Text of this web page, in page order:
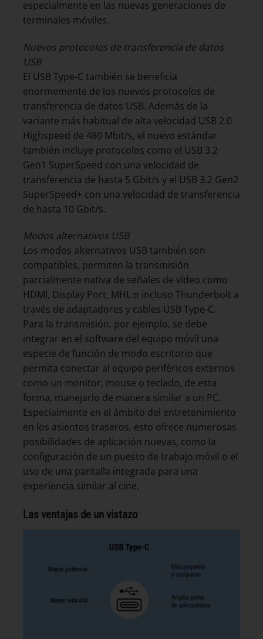
especialmente en las nuevas generaciones de
terminales móviles.
Nuevos protocolos de transferencia de datos
USB
El USB Type-C también se beneficia
enormemente de los nuevos protocolos de
transferencia de datos USB. Además de la
variante más habitual de alta velocidad USB 2.0
Highspeed de 480 Mbit/s, el nuevo estándar
también incluye protocolos como el USB 3.2
Gen1 SuperSpeed con una velocidad de
transferencia de hasta 5 Gbit/s y el USB 3.2 Gen2
SuperSpeed+ con una velocidad de transferencia
de hasta 10 Gbit/s.
Modos alternativos USB
Los modos alternativos USB también son
compatibles, permiten la transmisión
parcialmente nativa de señales de vídeo como
HDMI, Display Port, MHL o incluso Thunderbolt a
través de adaptadores y cables USB Type-C.
Para la transmisión, por ejemplo, se debe
integrar en el software del equipo móvil una
especie de función de modo escritorio que
permita conectar al equipo periféricos externos
como un monitor, mouse o teclado, de esta
forma, manejarlo de manera similar a un PC.
Especialmente en el ámbito del entretenimiento
en los asientos traseros, esto ofrece numerosas
posibilidades de aplicación nuevas, como la
configuración de un puesto de trabajo móvil o el
uso de una pantalla integrada para una
experiencia similar al cine.
Las ventajas de un vistazo